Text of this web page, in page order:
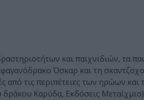
και παιχνιδιών, τα
Όσκαρ και τη
από τις περιπέτειες των ηρώων και
δράκου Καρύδα, Εκδόσεις Μεταίχμιο)